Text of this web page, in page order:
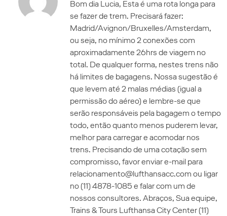
Bom dia Lucia, Esta é uma rota longa para
se fazer de trem. Precisará fazer:
Madrid/Avignon/Bruxelles/Amsterdam,
ou seja, no mínimo 2 conexões com
aproximadamente 26hrs de viagem no
total. De qualquer forma, nestes trens não
há limites de bagagens. Nossa sugestão é
que levem até 2 malas médias (igual a
permissão do aéreo) e lembre-se que
serão responsáveis pela bagagem o tempo
todo, então quanto menos puderem levar,
melhor para carregar e acomodar nos
trens. Precisando de uma cotação sem
compromisso, favor enviar e-mail para
relacionamento@lufthansacc.com ou ligar
no (11) 4878-1085 e falar com um de
nossos consultores. Abraços, Sua equipe,
Trains & Tours Lufthansa City Center (11)